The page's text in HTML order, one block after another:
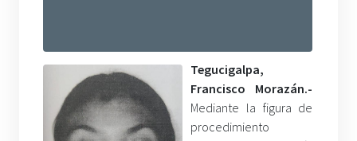
Tegucigalpa,
Francisco Morazán.-
Mediante la figura de
procedimiento